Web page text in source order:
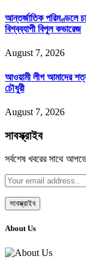
আন্তর্জাতিক পরিমণ্ডলে
বিশ্বব্যাপী বিপুল কভারেজ
August 7, 2026
আওয়ামী লীগ আমাদের
চৌধুরী
August 7, 2026
সাবস্ক্রাইব
সর্বশেষ খবরের সাথে
About Us